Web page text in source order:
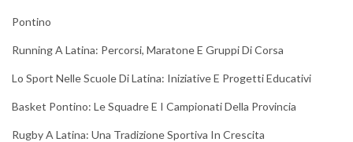
Pontino
Running A Latina: Percorsi, Maratone E Gruppi Di Corsa
Lo Sport Nelle Scuole Di Latina: Iniziative E Progetti Educativi
Basket Pontino: Le Squadre E I Campionati Della Provincia
Rugby A Latina: Una Tradizione Sportiva In Crescita